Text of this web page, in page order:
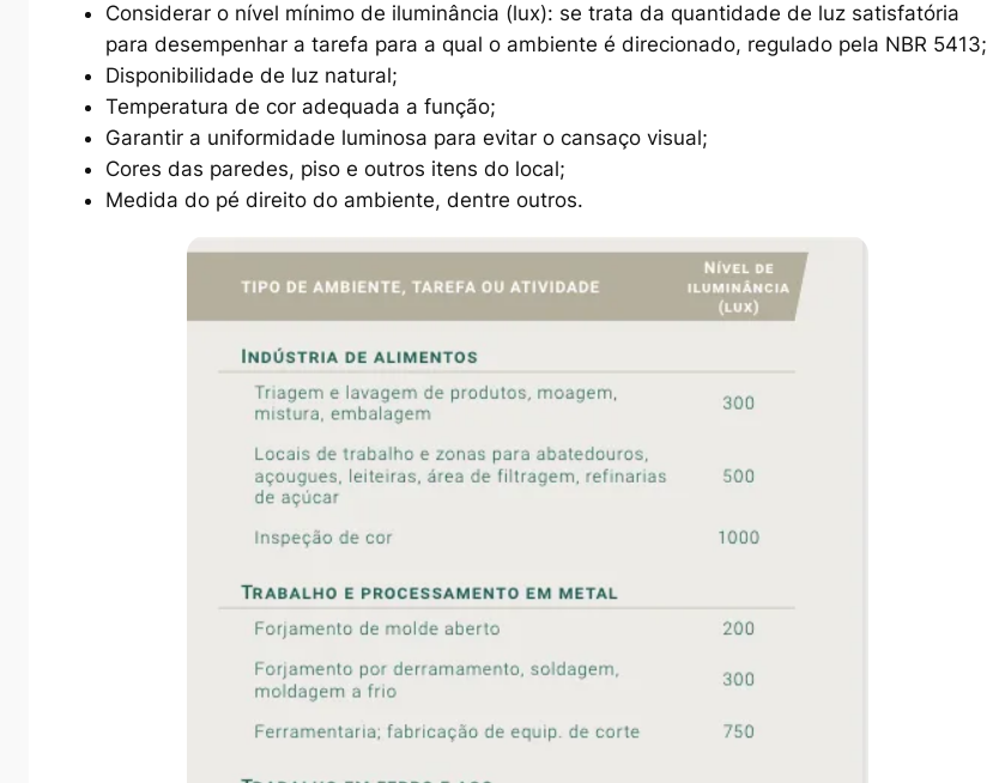
Considerar o nível mínimo de iluminância (lux): se trata da quantidade de luz satisfatória
para desempenhar a tarefa para a qual o ambiente é direcionado, regulado pela NBR 5413;
Disponibilidade de luz natural;
Temperatura de cor adequada a função;
Garantir a uniformidade luminosa para evitar o cansaço visual;
Cores das paredes, piso e outros itens do local;
Medida do pé direito do ambiente, dentre outros.